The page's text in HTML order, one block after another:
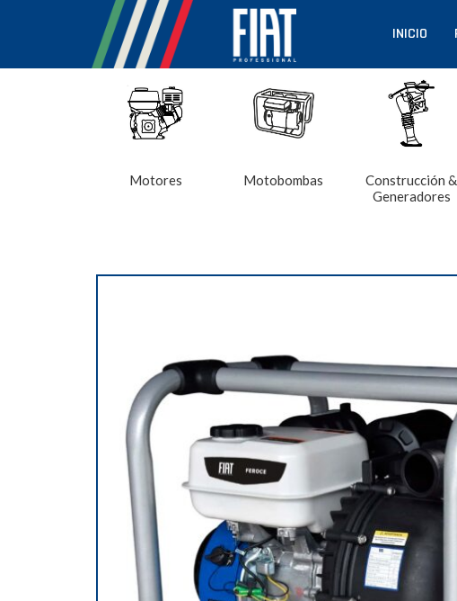
INICIO
Motores Motobombas
Construcción &
Generadores